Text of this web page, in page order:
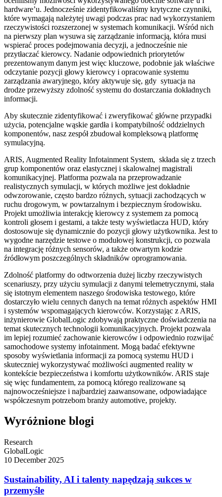
hardware’u. Jednocześnie zidentyfikowaliśmy krytyczne czynniki,
które wymagają należytej uwagi podczas prac nad wykorzystaniem
rzeczywistości rozszerzonej w systemach komunikacji. Wśród nich
na pierwszy plan wysuwa się zarządzanie informacją, która musi
wspierać proces podejmowania decyzji, a jednocześnie nie
przytłaczać kierowcy. Nadanie odpowiednich priorytetów
prezentowanym danym jest więc kluczowe, podobnie jak właściwe
odczytanie pozycji głowy kierowcy i opracowanie systemu
zarządzania awaryjnego, który aktywuje się, gdy sytuacja na
drodze przewyższy zdolność systemu do dostarczania dokładnych
informacji.
Aby skutecznie zidentyfikować i zweryfikować główne przypadki
użycia, potencjalne wąskie gardła i kompatybilność oddzielnych
komponentów, nasz zespół zbudował kompleksową platformę
symulacyjną.
ARIS, Augmented Reality Infotainment System, składa się z trzech
grup komponentów oraz elastycznej i skalowalnej magistrali
komunikacyjnej. Platforma pozwala na przeprowadzanie
realistycznych symulacji, w których możliwe jest dokładnie
odwzorowanie, często bardzo różnych, sytuacji zachodzących w
ruchu drogowym, w powtarzalnym i bezpiecznym środowisku.
Projekt umożliwia interakcję kierowcy z systemem za pomocą
kontroli głosem i gestami, a także testy wyświetlacza HUD, który
dostosowuje się dynamicznie do pozycji głowy użytkownika. Jest to
wygodne narzędzie testowe o modułowej konstrukcji, co pozwala
na integrację różnych sensorów, a także otwartym kodzie
źródłowym poszczególnych składników oprogramowania.
Zdolność platformy do odtworzenia dużej liczby rzeczywistych
scenariuszy, przy użyciu symulacji z danymi telemetrycznymi, stała
się istotnym elementem naszego środowiska testowego, które
dostarczyło wielu cennych danych na temat różnych aspektów HMI
i systemów wspomagających kierowców. Korzystając z ARIS,
inżynierowie GlobalLogic zdobywają praktyczne doświadczenia na
temat skutecznych technologii komunikacyjnych. Projekt pozwala
im lepiej rozumieć zachowanie kierowców i odpowiednio rozwijać
samochodowe systemy infotainment. Mogą badać efektywne
sposoby wyświetlania informacji za pomocą systemu HUD i
skuteczniej wykorzystywać możliwości augmented reality w
kontekście bezpieczeństwa i komfortu użytkowników. ARIS staje
się więc fundamentem, za pomocą którego realizowane są
najnowocześniejsze i najbardziej zaawansowane, odpowiadające
współczesnym potrzebom branży automotive, projekty.
Wyróżnione blogi
Research
GlobalLogic
10 December 2025
Sustainability, AI i talenty napędzają sukces w
przemyśle